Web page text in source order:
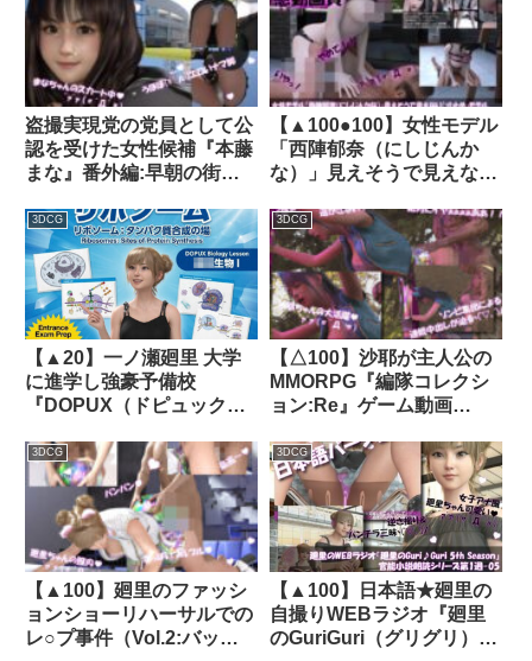
ンティ）｜d_781791
さらにズームで盗撮される
（セクハラ中年オヤジ解説
員2名の解説付き002・ピ
ンク下着）｜d_484019│
Libido-Labo
盗撮実現党の党員として公
認を受けた女性候補『本藤
まな』番外編:早朝の街頭
PV01（白サテン地ハート
柄パンティ編）｜
d_358468│ Libido-Labo
【▲100●100】女性モデル
「西陣郁奈（にしじんか
な）」見えそうで見えない
ズり出していた彼女だった
が、御手洗保守の悪徳事務
所の毒牙に掛かり、撮影後
にレ○プされてしまう。
（下着姿にひんむかれて犯
○れる:05-騎乗位1）｜
d_291098│ Libido-Labo
3DCG
【▲20】一ノ瀬廻里 大学
に進学し強豪予備校
『DOPUX（ドピュック
物講師に！（Vol.006:リポ
ソーム）｜d_785523
3DCG
【△100】沙耶が主人公の
MMORPG『編隊コレクシ
ョン:Re』ゲーム動画
るレ○プ被害に遭ってしま
う:立ちバック）｜
d_750257
3DCG
【▲100】廻里のファッシ
ョンショーリハーサルでの
レ○プ事件（Vol.2:バッ
3DCG
【▲100】日本語★廻里の
自撮りWEBラジオ『廻里
のGuriGuri（グリグリ）